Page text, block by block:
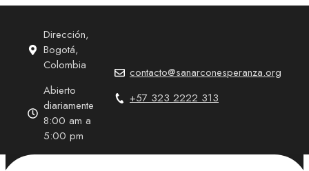
contenido
Dirección,
Bogotá,
Colombia
Abierto
diariamente
8:00 am a
5:00 pm
contacto@sanarconesperanza.org
+57 323 2222 313